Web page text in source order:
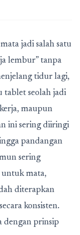
jadi salah satu
lembur” tanpa
tidur lagi,
tablet seolah jadi
maupun
ini sering diiringi
pandangan
sering
mata,
diterapkan
konsisten.
prinsip